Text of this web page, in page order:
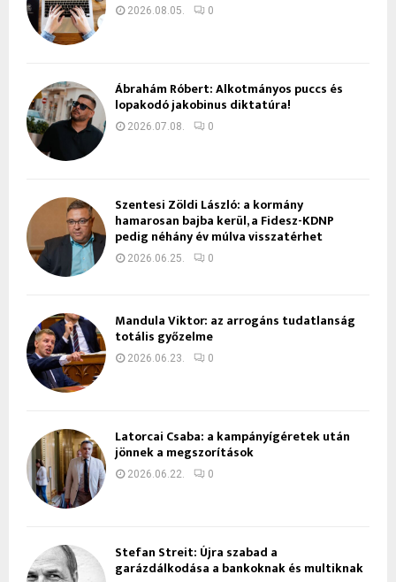
2026.08.05. 0
Ábrahám Róbert: Alkotmányos puccs és
lopakodó jakobinus diktatúra!
2026.07.08. 0
Szentesi Zöldi László: a kormány
hamarosan bajba kerül, a Fidesz-KDNP
pedig néhány év múlva visszatérhet
2026.06.25. 0
Mandula Viktor: az arrogáns tudatlanság
totális győzelme
2026.06.23. 0
Latorcai Csaba: a kampányígéretek után
jönnek a megszorítások
2026.06.22. 0
Stefan Streit: Újra szabad a
garázdálkodása a bankoknak és multiknak